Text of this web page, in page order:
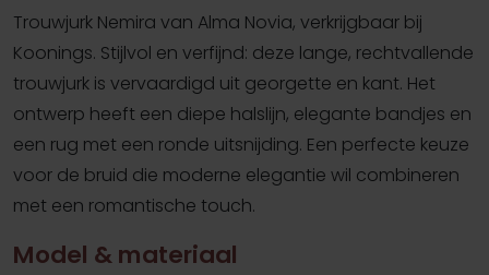
Trouwjurk Nemira van Alma Novia, verkrijgbaar bij
Koonings. Stijlvol en verfijnd: deze lange, rechtvallende
trouwjurk is vervaardigd uit georgette en kant. Het
ontwerp heeft een diepe halslijn, elegante bandjes en
een rug met een ronde uitsnijding. Een perfecte keuze
voor de bruid die moderne elegantie wil combineren
met een romantische touch.
Model & materiaal